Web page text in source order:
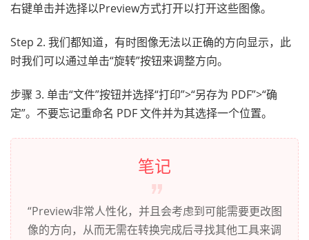
右键单击并选择以Preview方式打开以打开这些图像。
Step 2. 我们都知道，有时图像无法以正确的方向显示，此
时我们可以通过单击“旋转”按钮来调整方向。
步骤 3. 单击“文件”按钮并选择“打印”>“另存为 PDF”>“确
定”。不要忘记重命名 PDF 文件并为其选择一个位置。
笔记
“Preview非常人性化，并且会考虑到可能需要更改图
像的方向，从而无需在转换完成后寻找其他工具来调